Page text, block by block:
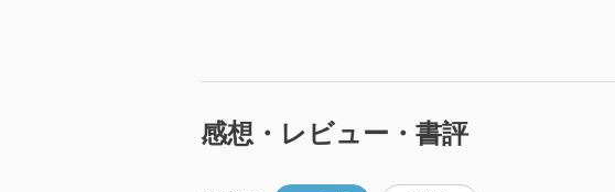
感想・レビュー・書評